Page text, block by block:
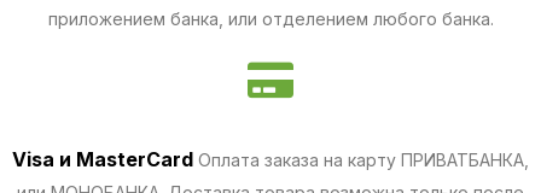
приложением банка, или отделением любого банка.
Visa и MasterCard Оплата заказа на карту ПРИВАТБАНКА,